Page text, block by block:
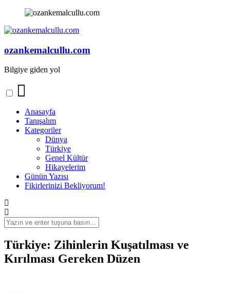
İçeriğe
ozankemalcullu.com
Bilgiye giden yol
Anasayfa
Tanışalım
Kategoriler
Dünya
Türkiye
Genel Kültür
Hikayelerim
Günün Yazısı
Fikirlerinizi Bekliyorum!
Arama
yap:
Türkiye: Zihinlerin Kuşatılması ve
Kırılması Gereken Düzen